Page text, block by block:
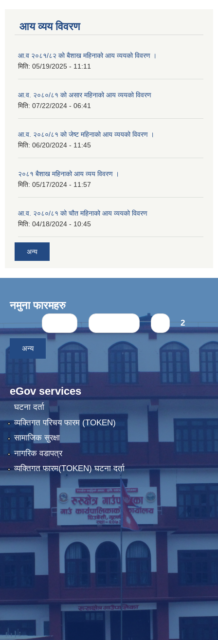
आय व्यय विवरण
आ.व २०८१/८२ को बैशाख महिनाको आय व्ययको विवरण ।
मिति: 05/19/2025 - 11:11
आ.व. २०८०/८१ को असार महिनाको आय व्ययको विवरण
मिति: 07/22/2024 - 06:41
आ.व. २०८०/८१ को जेष्ट महिनाको आय व्ययको विवरण ।
मिति: 06/20/2024 - 11:45
२०८१ बैशाख महिनाको आय व्यय विवरण ।
मिति: 05/17/2024 - 11:57
आ.व. २०८०/८१ को चौत महिनाको आय व्ययको विवरण
मिति: 04/18/2024 - 10:45
अन्य
नमुना फारमहरु
Pages 2
अन्य
eGov services
घटना दर्ता
व्यक्तिगत परिचय फारम (TOKEN)
सामाजिक सुरक्षा
नागरिक वडापत्र
व्यक्तिगत फारम(TOKEN) घटना दर्ता